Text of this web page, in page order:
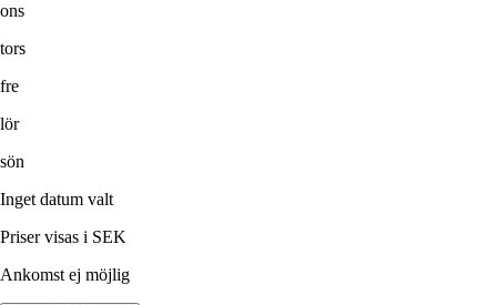
ons
tors
fre
lör
sön
Inget datum valt
Priser visas i SEK
Ankomst ej möjlig